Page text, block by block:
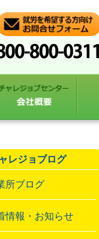
レジョブログ
所ブログ
情報・お知らせ